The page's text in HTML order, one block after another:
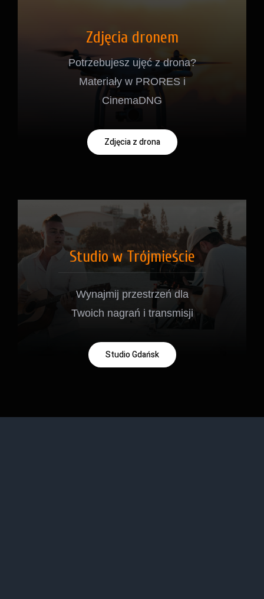
Zdjęcia dronem
Potrzebujesz ujęć z drona?
Materiały w PRORES i
CinemaDNG
Zdjęcia z drona
Studio w Trójmieście
Wynajmij przestrzeń dla
Twoich nagrań i transmisji
Studio Gdańsk